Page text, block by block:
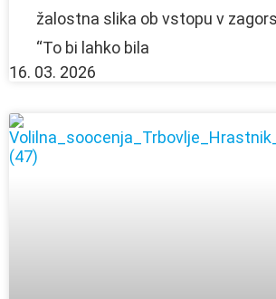
žalostna slika ob vstopu v
“To bi lahko bila
16. 03. 2026